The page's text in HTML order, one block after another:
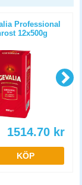
Professional
12x500g
1514.70 kr
KÖP